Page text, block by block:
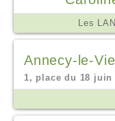
Les
Annecy-le-
1, place du 18 juin